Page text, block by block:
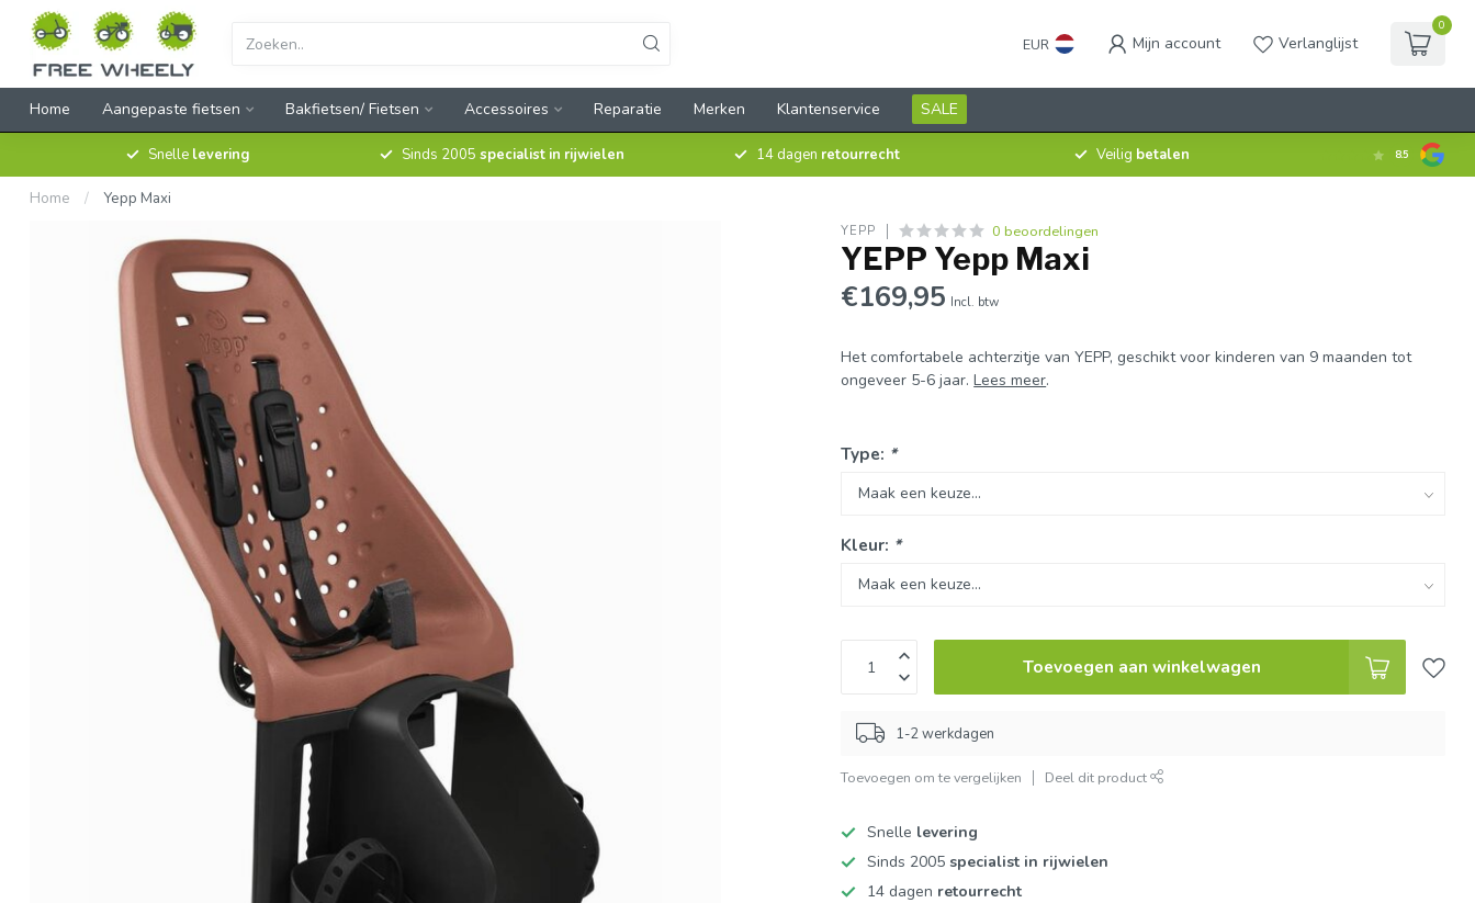
EUR Mijn account Verlanglijst
0
Home Aangepaste fietsen Bakfietsen/ Fietsen Accessoires Reparatie Merken Klantenservice SALE
Snelle levering Sinds 2005 specialist in rijwielen 14 dagen retourrecht Veilig betalen 8.5
Home / Yepp Maxi
YEPP 0 beoordelingen
YEPP Yepp Maxi
€169,95 Incl. btw
Het comfortabele achterzitje van YEPP, geschikt voor kinderen van 9 maanden tot
ongeveer 5-6 jaar.Lees meer.
Type: *
Kleur: *
Toevoegen aan winkelwagen
1-2 werkdagen
Toevoegen om te vergelijken Deel dit product
Snelle levering
Sinds 2005 specialist in rijwielen
14 dagen retourrecht